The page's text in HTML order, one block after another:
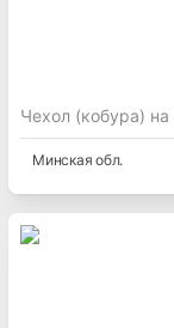
Чехол (кобура)
Минская обл.